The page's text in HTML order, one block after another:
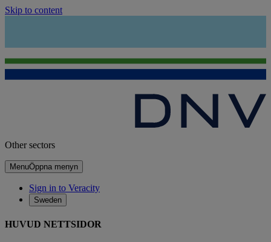
Skip to content
Other sectors
MenuÖppna menyn
Sign in to Veracity
Sweden
HUVUD NETTSIDOR